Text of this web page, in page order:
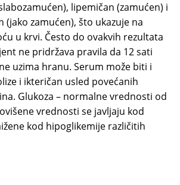
lipemičan (zamućen) i
(jako zamućen), što ukazuje na
u krvi. Često do ovakvih rezultata
ne pridržava pravila da 12 sati
uzima hranu. Serum može biti i
i ikteričan usled povećanih
Glukoza – normalne vrednosti od
vrednosti se javljaju kod
kod hipoglikemije različitih